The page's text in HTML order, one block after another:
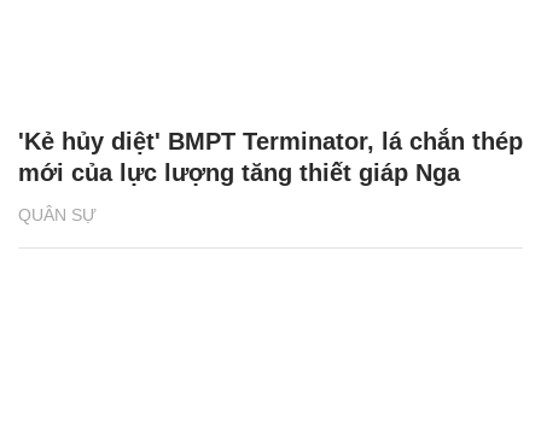
QUÂN SỰ
'Kẻ hủy diệt' BMPT Terminator, lá chắn thép
mới của lực lượng tăng thiết giáp Nga